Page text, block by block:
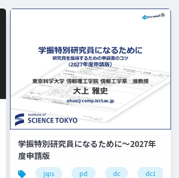
学振特別研究員になるために～2027年
度申請版
jsps pd dc dc1